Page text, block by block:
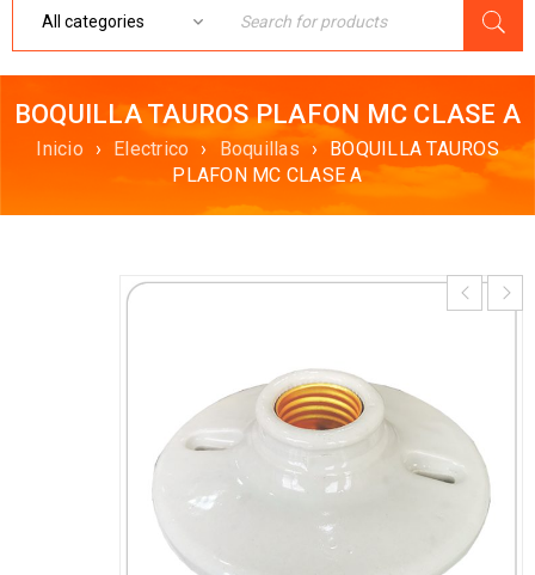
BOQUILLA TAUROS PLAFON MC CLASE A
Inicio › Electrico › Boquillas ›
BOQUILLA TAUROS
PLAFON MC CLASE A